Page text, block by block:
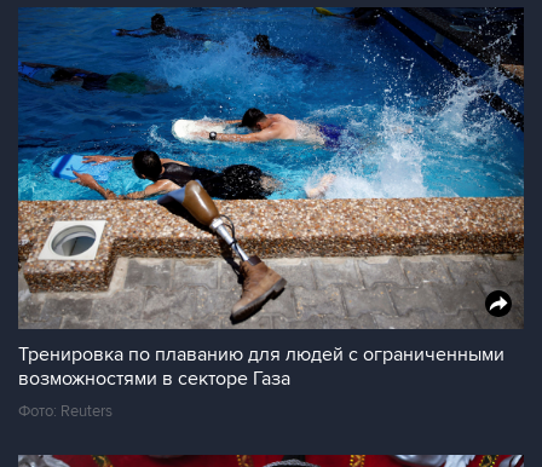
Тренировка по плаванию для людей с ограниченными
возможностями в секторе Газа
Фото: Reuters